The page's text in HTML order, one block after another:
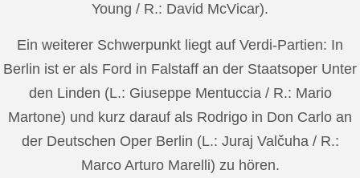
Young / R.: David McVicar).
Ein weiterer Schwerpunkt liegt auf Verdi-Partien: In
Berlin ist er als Ford in Falstaff an der Staatsoper Unter
den Linden (L.: Giuseppe Mentuccia / R.: Mario
Martone) und kurz darauf als Rodrigo in Don Carlo an
der Deutschen Oper Berlin (L.: Juraj Valčuha / R.:
Marco Arturo Marelli) zu hören.